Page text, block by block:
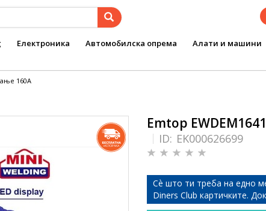
Електроника Автомобилска опрема Алати и машини
160А
Emtop
ID: EK000626699
Сѐ што ти треба на едно
Diners Club картичките.